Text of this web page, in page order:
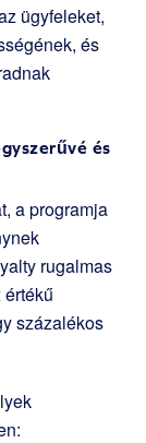
ügyfeleket,
és
és
a programja
rugalmas
százalékos